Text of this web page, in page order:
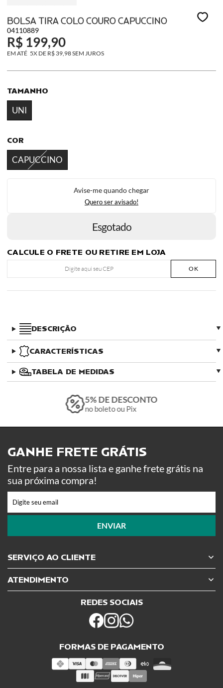
BOLSA TIRA COLO COURO CAPUCCINO
04110889
R$ 199,90
5X DE R$ 39,98SEM JUROS
TAMANHO
UNI
COR
CAPUCCINO
Esgotado
Avise-me quando chegar
Quero ser avisado!
CALCULE O FRETE OU RETIRE EM LOJA
OK
DESCRIÇÃO
CARACTERÍSTICAS
TABELA DE MEDIDAS
5% DE DESCONTO
no boleto ou Pix
SERVIÇO AO CLIENTE
ATENDIMENTO
REDES SOCIAIS
FORMAS DE PAGAMENTO
GANHE FRETE GRÁTIS ​
Entre para a nossa lista e ganhe frete grátis na
sua próxima compra!
ENVIAR